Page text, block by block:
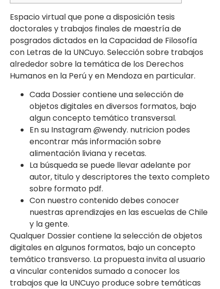
Espacio virtual que pone a disposición tesis
doctorales y trabajos finales de maestría de
posgrados dictados en la Capacidad de Filosofía
con Letras de la UNCuyo. Selección sobre trabajos
alrededor sobre la temática de los Derechos
Humanos en la Perú y en Mendoza en particular.
Cada Dossier contiene una selección de
objetos digitales en diversos formatos, bajo
algun concepto temático transversal.
En su Instagram @wendy. nutricion podes
encontrar más información sobre
alimentación liviana y recetas.
La búsqueda se puede llevar adelante por
autor, titulo y descriptores the texto completo
sobre formato pdf.
Con nuestro contenido debes conocer
nuestras aprendizajes en las escuelas de Chile
y la gente.
Qualquer Dossier contiene la selección de objetos
digitales en algunos formatos, bajo un concepto
temático transverso. La propuesta invita al usuario
a vincular contenidos sumado a conocer los
trabajos que la UNCuyo produce sobre temáticas